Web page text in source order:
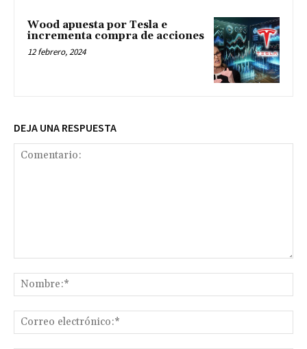
Wood apuesta por Tesla e
incrementa compra de acciones
12 febrero, 2024
DEJA UNA RESPUESTA